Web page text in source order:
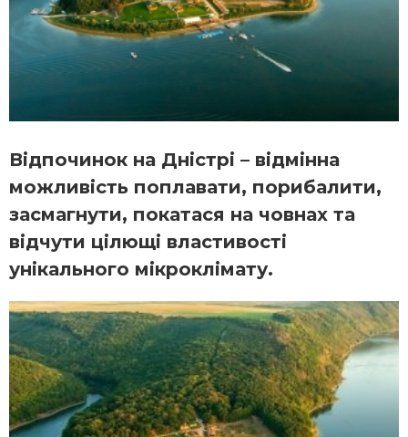
Відпочинок на Дністрі – відмінна
можливість поплавати, порибалити,
засмагнути, покатася на човнах та
відчути цілющі властивості
унікального мікроклімату.